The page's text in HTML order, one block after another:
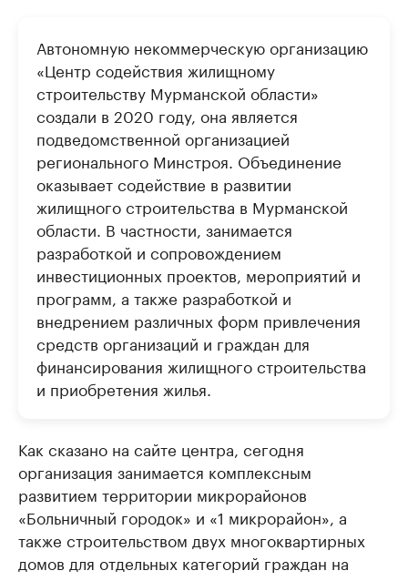
Автономную некоммерческую организацию
«Центр содействия жилищному
строительству Мурманской области»
создали в 2020 году, она является
подведомственной организацией
регионального Минстроя. Объединение
оказывает содействие в развитии
жилищного строительства в Мурманской
области. В частности, занимается
разработкой и сопровождением
инвестиционных проектов, мероприятий и
программ, а также разработкой и
внедрением различных форм привлечения
средств организаций и граждан для
финансирования жилищного строительства
и приобретения жилья.
Как сказано на сайте центра, сегодня
организация занимается комплексным
развитием территории микрорайонов
«Больничный городок» и «1 микрорайон», а
также строительством двух многоквартирных
домов для отдельных категорий граждан на